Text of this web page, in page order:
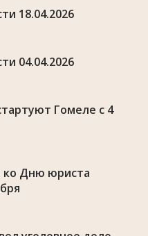
18.04.2026
04.04.2026
Гомеле с 4
ко Дню юриста